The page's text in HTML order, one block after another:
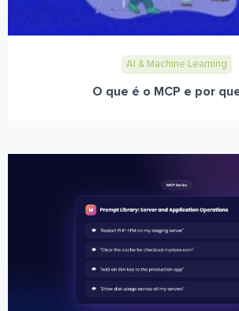
AI & Machine Learning
O que é o MCP e por